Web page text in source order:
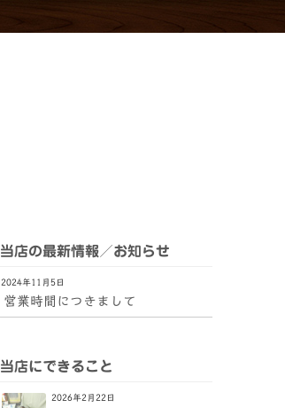
当店の最新情報／お知らせ
2024年11月5日
営業時間につきまして
当店にできること
2026年2月22日